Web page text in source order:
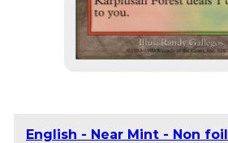
English - Near Mint - Non foil